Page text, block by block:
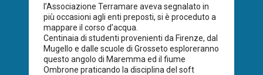
l’Associazione Terramare aveva segnalato in
più occasioni agli enti preposti, si è proceduto a
mappare il corso d’acqua.
Centinaia di studenti provenienti da Firenze, dal
Mugello e dalle scuole di Grosseto esploreranno
questo angolo di Maremma ed il fiume
Ombrone praticando la disciplina del soft